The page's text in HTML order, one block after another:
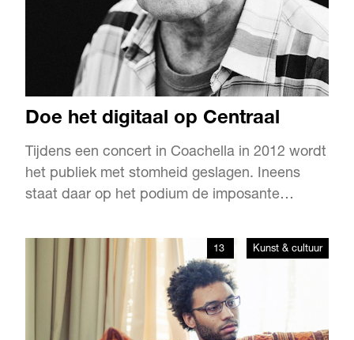
Doe het digitaal op Centraal
Tijdens een concert in Coachella in 2012 wordt
het publiek met stomheid geslagen. Ineens
staat daar op het podium de imposante
De crowd gaat uit zijn dak. Dit kan niet. Deze
hunk met goddelijke torso is niet onsterfelijk.
Hij is dood; al jaren. Doodgeschoten in 1996.
Maar daar staat…
13 Kunst & cultuur